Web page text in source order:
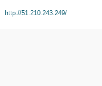
http://51.210.243.249/